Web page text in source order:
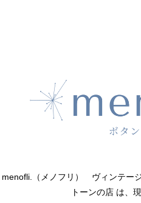
menofli.（メノフリ） ヴィンテー
トーンの店 は、